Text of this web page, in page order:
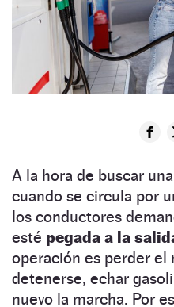
A la hora de buscar una
cuando se circula por
los conductores
esté pegada a la
operación es perder
detenerse, echar
nuevo la marcha. Por